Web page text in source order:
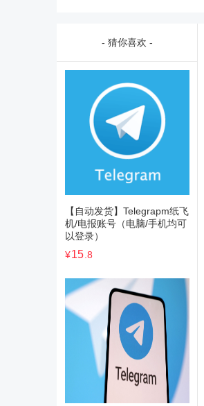
- 猜你喜欢 -
【自动发货】Telegrapm纸飞
机/电报账号（电脑/手机均可
以登录）
¥15 .8